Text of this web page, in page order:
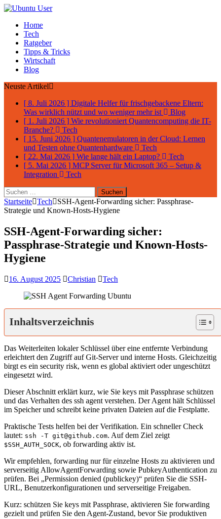
Home
Tech
Ratgeber
Tipps & Tricks
Wirtschaft
Blog
Neuste Artikel
[ 8. Juli 2026 ] Digitale Helfer für frischgebackene Eltern:
Was wirklich nützt und wo weniger mehr ist
Blog
[ 1. Juli 2026 ] Wie revolutioniert Quantencomputing die IT-
Branche?
Tech
[ 15. Juni 2026 ] Quantenemulatoren in der Cloud: Lernen
und Testen ohne Quantenhardware
Tech
[ 22. Mai 2026 ] Wie lange hält ein Laptop?
Tech
[ 5. Mai 2026 ] MCP Server für Microsoft 365 – Setup &
Integration
Tech
Suchen
nach:
Startseite Tech
SSH-Agent-Forwarding sicher: Passphrase-
Strategie und Known-Hosts-Hygiene
SSH-Agent-Forwarding sicher:
Passphrase-Strategie und Known-Hosts-
Hygiene
16. August 2025 Christian Tech
Inhaltsverzeichnis
Das Weiterleiten lokaler Schlüssel über eine entfernte Verbindung
erleichtert den Zugriff auf Git-Server und interne Hosts. Gleichzeitig
birgt es ein security risk, wenn es global aktiviert oder ungeschützt
eingesetzt wird.
Dieser Abschnitt erklärt kurz, wie Sie keys mit Passphrase schützen
und das Verhalten des ssh agent verstehen. Der Agent hält Schlüssel
im Speicher und schreibt keine privaten Dateien auf die Festplatte.
Praktische Tests helfen bei der Verifikation. Ein schneller Check
lautet: ssh -T git@github.com. Auf dem Ziel zeigt
$SSH_AUTH_SOCK, ob forwarding aktiv ist.
Wir empfehlen, forwarding nur für einzelne Hosts zu aktivieren und
serverseitig AllowAgentForwarding sowie PubkeyAuthentication zu
prüfen. Bei „Permission denied (publickey)“ prüfen Sie die SSH-
URL, Benutzerkonfigurationen und serverseitige Freigaben.
Kurz: schützen Sie keys mit Passphrase, aktivieren Sie forwarding
gezielt und prüfen Sie den Agent-Zustand, bevor Sie produktiven